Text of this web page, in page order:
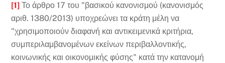
[1] Το άρθρο 17 του "βασικού κανονισμού (κανονισμός
αριθ. 1380/2013) υποχρεώνει τα κράτη μέλη να
"χρησιμοποιούν διαφανή και αντικειμενικά κριτήρια,
συμπεριλαμβανομένων εκείνων περιβαλλοντικής,
κοινωνικής και οικονομικής φύσης" κατά την κατανομή